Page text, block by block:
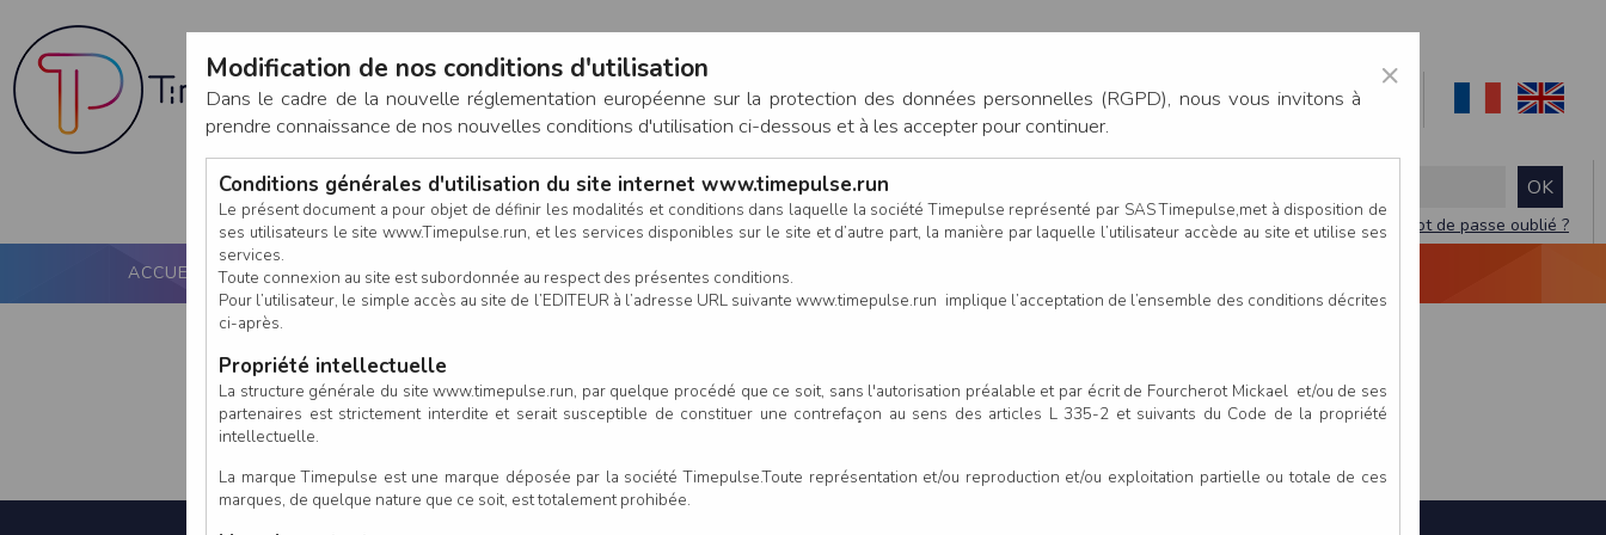
CONNEXION
Mot de passe oublié ?
ACCUEIL PUCE ACTIVE NOS SERVICES CALENDRIER RÉSULTATS
×
Modification de nos conditions d'utilisation
Dans le cadre de la nouvelle réglementation européenne sur la protection des données personnelles (RGPD), nous vous invitons à
prendre connaissance de nos nouvelles conditions d'utilisation ci-dessous et à les accepter pour continuer.
Conditions générales d'utilisation du site internet www.timepulse.run
Le présent document a pour objet de définir les modalités et conditions dans laquelle la société Timepulse représenté par SAS Timepulse,met à disposition de
ses utilisateurs le site www.Timepulse.run, et les services disponibles sur le site et d’autre part, la manière par laquelle l’utilisateur accède au site et utilise ses
services.
Toute connexion au site est subordonnée au respect des présentes conditions.
Pour l’utilisateur, le simple accès au site de l’EDITEUR à l’adresse URL suivante www.timepulse.run implique l’acceptation de l’ensemble des conditions décrites
ci-après.
Propriété intellectuelle
La structure générale du site www.timepulse.run, par quelque procédé que ce soit, sans l'autorisation préalable et par écrit de Fourcherot Mickael et/ou de ses
partenaires est strictement interdite et serait susceptible de constituer une contrefaçon au sens des articles L 335-2 et suivants du Code de la propriété
intellectuelle.
La marque Timepulse est une marque déposée par la société Timepulse.Toute représentation et/ou reproduction et/ou exploitation partielle ou totale de ces
marques, de quelque nature que ce soit, est totalement prohibée.